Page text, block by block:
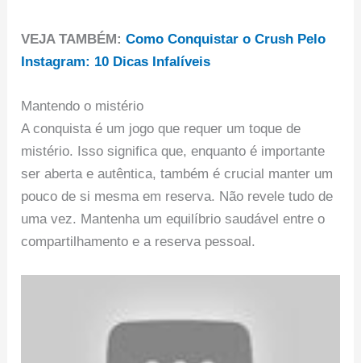
VEJA TAMBÉM:Como Conquistar o Crush Pelo
Instagram: 10 Dicas Infalíveis
Mantendo o mistério
A conquista é um jogo que requer um toque de
mistério. Isso significa que, enquanto é importante
ser aberta e autêntica, também é crucial manter um
pouco de si mesma em reserva. Não revele tudo de
uma vez. Mantenha um equilíbrio saudável entre o
compartilhamento e a reserva pessoal.